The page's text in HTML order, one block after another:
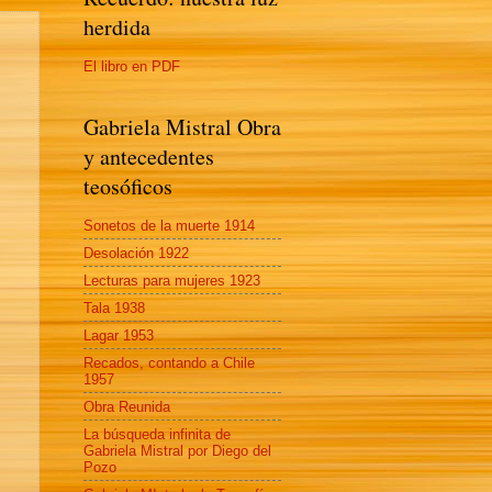
herdida
El libro en PDF
Gabriela Mistral Obra
y antecedentes
teosóficos
Sonetos de la muerte 1914
Desolación 1922
Lecturas para mujeres 1923
Tala 1938
Lagar 1953
Recados, contando a Chile
1957
Obra Reunida
La búsqueda infinita de
Gabriela Mistral por Diego del
Pozo